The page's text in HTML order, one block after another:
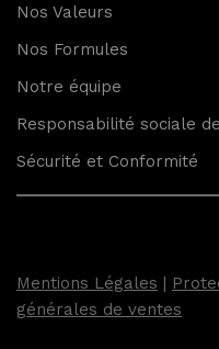
Nos Valeurs
Nos Formules
Notre équipe
Responsabilité sociale
Sécurité et Conformité
Mentions Légales |
générales de ventes